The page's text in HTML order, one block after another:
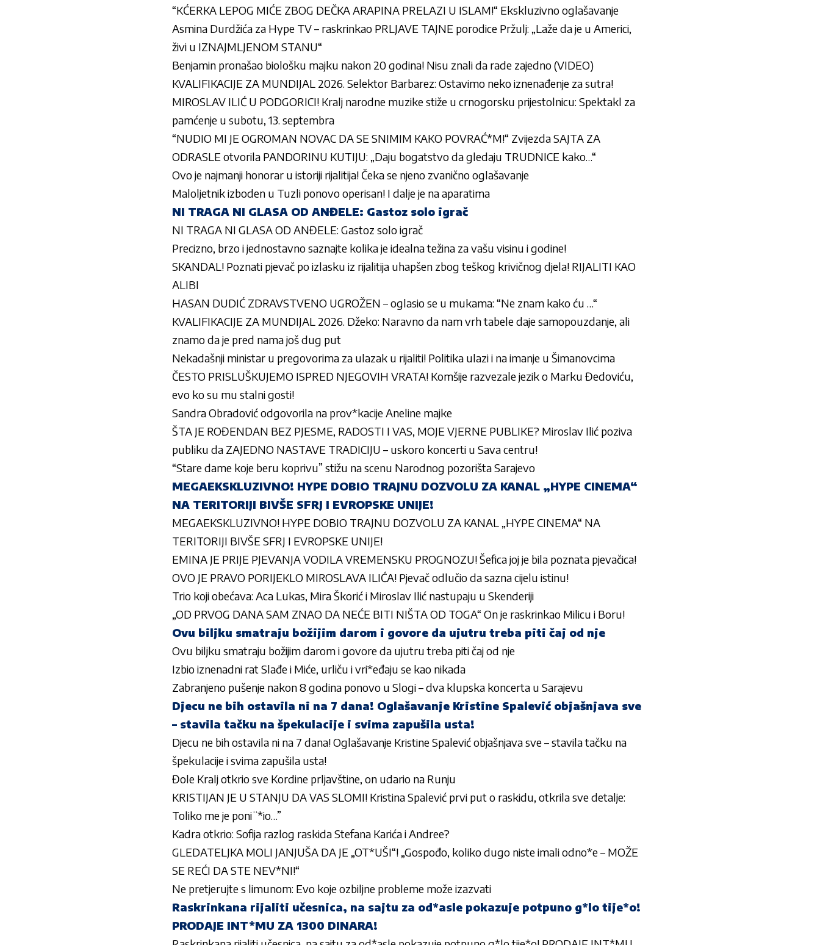
“KĆERKA LEPOG MIĆE ZBOG DEČKA ARAPINA PRELAZI U ISLAM!“ Ekskluzivno oglašavanje
Asmina Durdžića za Hype TV – raskrinkao PRLJAVE TAJNE porodice Pržulj: „Laže da je u Americi,
živi u IZNAJMLJENOM STANU“
Benjamin pronašao biološku majku nakon 20 godina! Nisu znali da rade zajedno (VIDEO)
KVALIFIKACIJE ZA MUNDIJAL 2026. Selektor Barbarez: Ostavimo neko iznenađenje za sutra!
MIROSLAV ILIĆ U PODGORICI! Kralj narodne muzike stiže u crnogorsku prijestolnicu: Spektakl za
pamćenje u subotu, 13. septembra
“NUDIO MI JE OGROMAN NOVAC DA SE SNIMIM KAKO POVRAĆ*M!“ Zvijezda SAJTA ZA
ODRASLE otvorila PANDORINU KUTIJU: „Daju bogatstvo da gledaju TRUDNICE kako…“
Ovo je najmanji honorar u istoriji rijalitija! Čeka se njeno zvanično oglašavanje
Maloljetnik izboden u Tuzli ponovo operisan! I dalje je na aparatima
NI TRAGA NI GLASA OD ANĐELE: Gastoz solo igrač
NI TRAGA NI GLASA OD ANĐELE: Gastoz solo igrač
Precizno, brzo i jednostavno saznajte kolika je idealna težina za vašu visinu i godine!
SKANDAL! Poznati pjevač po izlasku iz rijalitija uhapšen zbog teškog krivičnog djela! RIJALITI KAO
ALIBI
HASAN DUDIĆ ZDRAVSTVENO UGROŽEN – oglasio se u mukama: “Ne znam kako ću …“
KVALIFIKACIJE ZA MUNDIJAL 2026. Džeko: Naravno da nam vrh tabele daje samopouzdanje, ali
znamo da je pred nama još dug put
Nekadašnji ministar u pregovorima za ulazak u rijaliti! Politika ulazi i na imanje u Šimanovcima
ČESTO PRISLUŠKUJEMO ISPRED NJEGOVIH VRATA! Komšije razvezale jezik o Marku Đedoviću,
evo ko su mu stalni gosti!
Sandra Obradović odgovorila na prov*kacije Aneline majke
ŠTA JE ROĐENDAN BEZ PJESME, RADOSTI I VAS, MOJE VJERNE PUBLIKE? Miroslav Ilić poziva
publiku da ZAJEDNO NASTAVE TRADICIJU – uskoro koncerti u Sava centru!
“Stare dame koje beru koprivu” stižu na scenu Narodnog pozorišta Sarajevo
MEGAEKSKLUZIVNO! HYPE DOBIO TRAJNU DOZVOLU ZA KANAL „HYPE CINEMA“
NA TERITORIJI BIVŠE SFRJ I EVROPSKE UNIJE!
MEGAEKSKLUZIVNO! HYPE DOBIO TRAJNU DOZVOLU ZA KANAL „HYPE CINEMA“ NA
TERITORIJI BIVŠE SFRJ I EVROPSKE UNIJE!
EMINA JE PRIJE PJEVANJA VODILA VREMENSKU PROGNOZU! Šefica joj je bila poznata pjevačica!
OVO JE PRAVO PORIJEKLO MIROSLAVA ILIĆA! Pjevač odlučio da sazna cijelu istinu!
Trio koji obećava: Aca Lukas, Mira Škorić i Miroslav Ilić nastupaju u Skenderiji
„OD PRVOG DANA SAM ZNAO DA NEĆE BITI NIŠTA OD TOGA“ On je raskrinkao Milicu i Boru!
Ovu biljku smatraju božijim darom i govore da ujutru treba piti čaj od nje
Ovu biljku smatraju božijim darom i govore da ujutru treba piti čaj od nje
Izbio iznenadni rat Slađe i Miće, urliču i vri*eđaju se kao nikada
Zabranjeno pušenje nakon 8 godina ponovo u Slogi – dva klupska koncerta u Sarajevu
Djecu ne bih ostavila ni na 7 dana! Oglašavanje Kristine Spalević objašnjava sve
– stavila tačku na špekulacije i svima zapušila usta!
Djecu ne bih ostavila ni na 7 dana! Oglašavanje Kristine Spalević objašnjava sve – stavila tačku na
špekulacije i svima zapušila usta!
Đole Kralj otkrio sve Kordine prljavštine, on udario na Runju
KRISTIJAN JE U STANJU DA VAS SLOMI! Kristina Spalević prvi put o raskidu, otkrila sve detalje:
Toliko me je poni¨*io…”
Kadra otkrio: Sofija razlog raskida Stefana Karića i Andree?
GLEDATELJKA MOLI JANJUŠA DA JE „OT*UŠI“! „Gospođo, koliko dugo niste imali odno*e – MOŽE
SE REĆI DA STE NEV*NI!“
Ne pretjerujte s limunom: Evo koje ozbiljne probleme može izazvati
Raskrinkana rijaliti učesnica, na sajtu za od*asle pokazuje potpuno g*lo tije*o!
PRODAJE INT*MU ZA 1300 DINARA!